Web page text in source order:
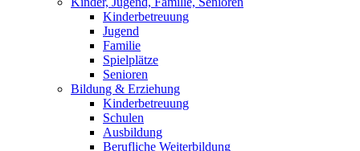
Kinderbetreuung
Jugend
Familie
Spielplätze
Senioren
Bildung & Erziehung
Kinderbetreuung
Schulen
Ausbildung
Berufliche Weiterbildung